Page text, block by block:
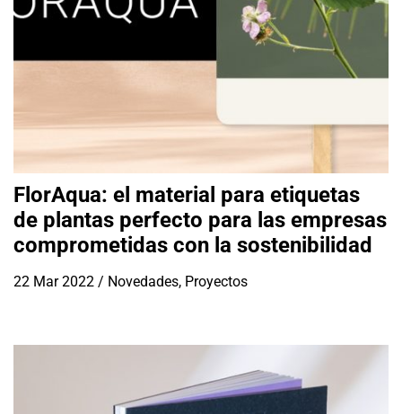
FlorAqua: el material para etiquetas
de plantas perfecto para las empresas
comprometidas con la sostenibilidad
22 Mar 2022 / Novedades, Proyectos